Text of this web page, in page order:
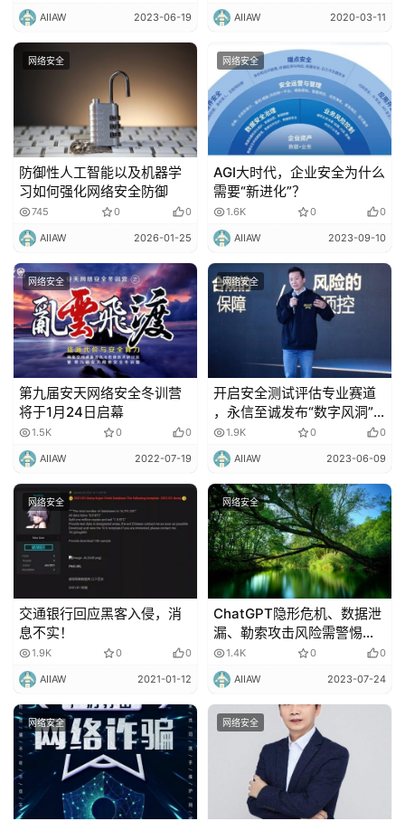
AIIAW 2023-06-19 AIIAW 2020-03-11
网络安全
防御性人工智能以及机器学
习如何强化网络安全防御
745 0 0
AIIAW 2026-01-25
网络安全
AGI大时代，企业安全为什么
需要“新进化”？
1.6K 0 0
AIIAW 2023-09-10
网络安全
第九届安天网络安全冬训营
将于1月24日启幕
1.5K 0 0
AIIAW 2022-07-19
网络安全
开启安全测试评估专业赛道
，永信至诚发布“数字风洞”
产品体系
1.9K 0 0
AIIAW 2023-06-09
网络安全
交通银行回应黑客入侵，消
息不实！
1.9K 0 0
AIIAW 2021-01-12
网络安全
ChatGPT隐形危机、数据泄
漏、勒索攻击风险需警惕！
专家解读《2023产业互联网
安全十大趋势》
1.4K 0 0
AIIAW 2023-07-24
网络安全 网络安全